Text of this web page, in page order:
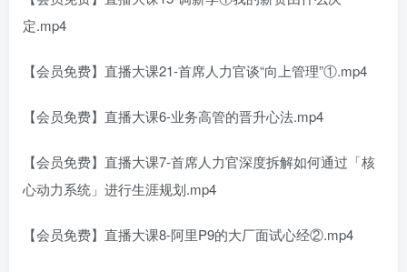
定.mp4
【会员免费】直播大课21-首席人力官谈“向上管理”①.mp4
【会员免费】直播大课6-业务高管的晋升心法.mp4
【会员免费】直播大课7-首席人力官深度拆解如何通过「核
心动力系统」进行生涯规划.mp4
【会员免费】直播大课8-阿里P9的大厂面试心经②.mp4